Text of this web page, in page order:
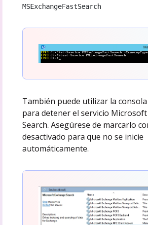
MSExchangeFastSearch
También puede utilizar la consola
para detener el servicio Microsoft
Search. Asegúrese de marcarlo
desactivado para que no se inicie
automáticamente.